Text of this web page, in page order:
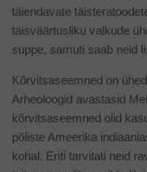
täiendavate
täisväärtusliku valkude
suppe, samuti saab neid
Kõrvitsaseemned on
Arheoloogid avastasid
kõrvitsaseemned olid
põliste Ameerika
kohal. Eriti tarvitati neid